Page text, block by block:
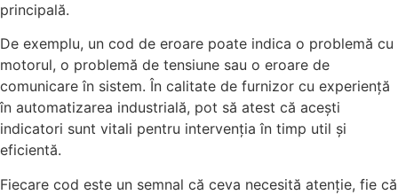
principală.
De exemplu, un cod de eroare poate indica o problemă cu
motorul, o problemă de tensiune sau o eroare de
comunicare în sistem. În calitate de furnizor cu experiență
în automatizarea industrială, pot să atest că acești
indicatori sunt vitali pentru intervenția în timp util și
eficientă.
Fiecare cod este un semnal că ceva necesită atenție, fie că